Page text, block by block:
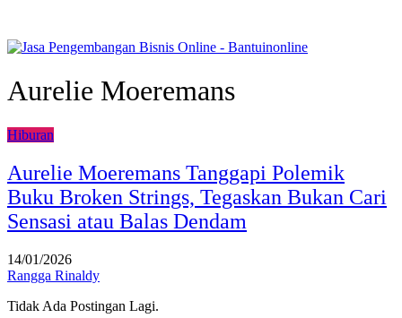
Aurelie Moeremans
Hiburan
Aurelie Moeremans Tanggapi Polemik
Buku Broken Strings, Tegaskan Bukan Cari
Sensasi atau Balas Dendam
14/01/2026
Rangga Rinaldy
Tidak Ada Postingan Lagi.